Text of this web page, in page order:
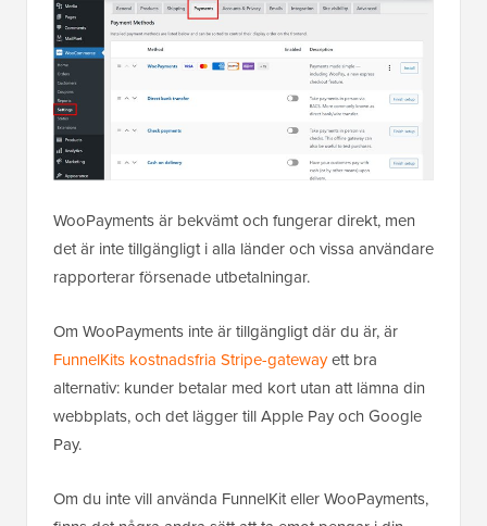
WooPayments är bekvämt och fungerar direkt, men
det är inte tillgängligt i alla länder och vissa användare
rapporterar försenade utbetalningar.
Om WooPayments inte är tillgängligt där du är, är
FunnelKits kostnadsfria Stripe-gatewayett bra
alternativ: kunder betalar med kort utan att lämna din
webbplats, och det lägger till Apple Pay och Google
Pay.
Om du inte vill använda FunnelKit eller WooPayments,